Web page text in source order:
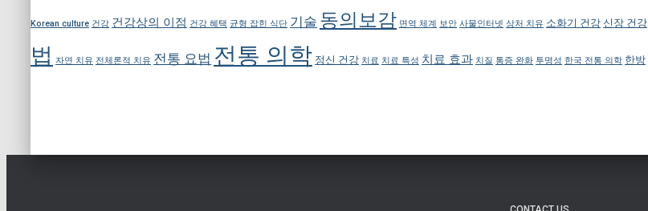
Korean culture 건강 건강상의 이점 건강 혜택 균형 잡힌 식단 기술 동의보감 면역 체계 보안 사물인터넷 상처 치유 소화기 건강 신장 건강
법
자연 치유 전체론적 치유 전통 요법 전통 의학 정신 건강 치료 치료 특성 치료 효과 치질 통증 완화 투명성 한국 전통 의학 한방